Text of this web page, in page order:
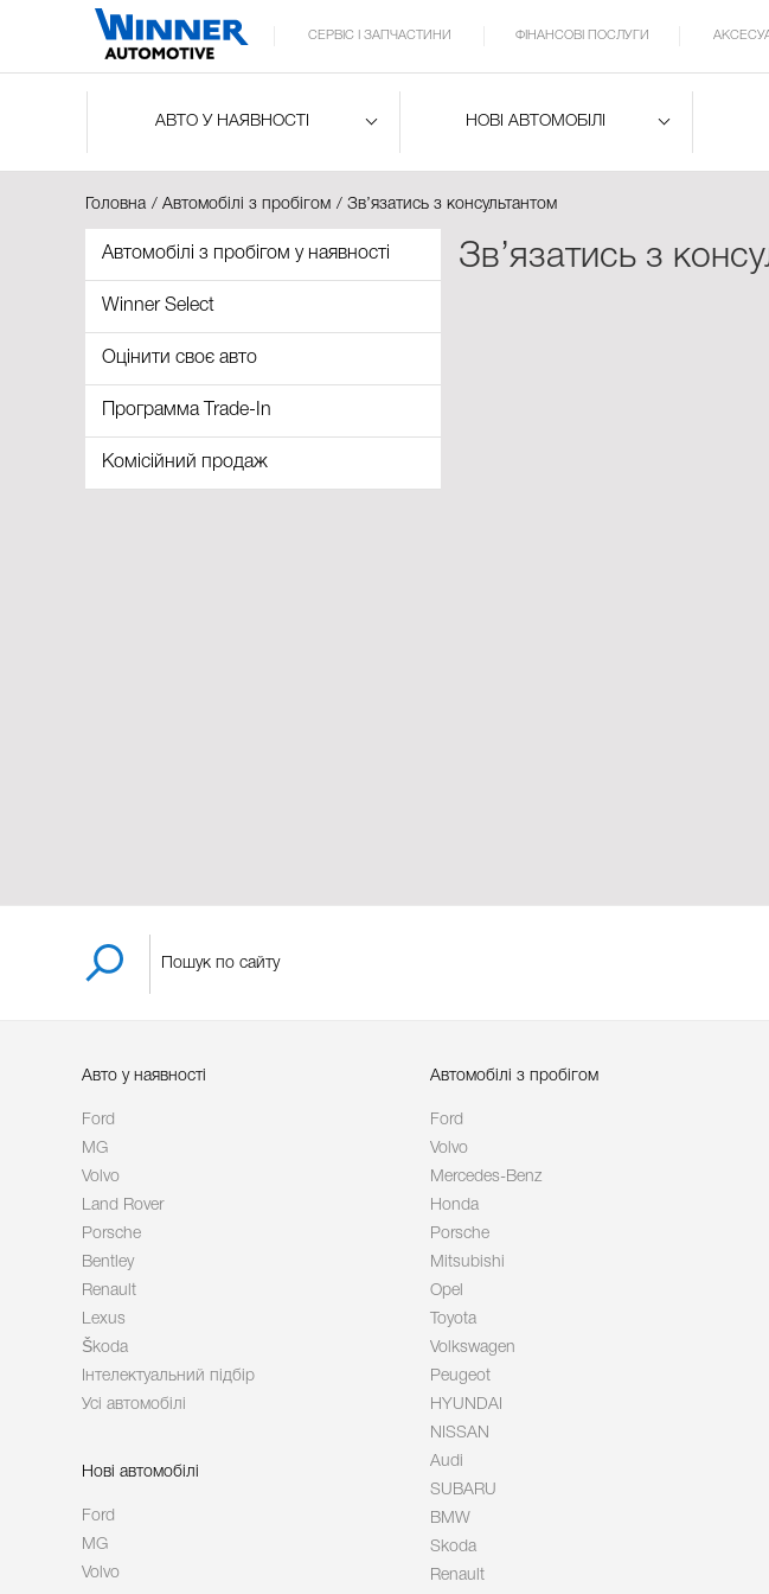
СЕРВІС І ЗАПЧАСТИНИ ФІНАНСОВІ ПОСЛУГИ
АВТО У НАЯВНОСТІ НОВІ АВТОМОБІЛІ
Головна Автомобілі з пробігом Зв’язатись з консультантом
Автомобілі з пробігом у наявності
Winner Select
Оцінити своє авто
Программа Trade-In
Комісійний продаж
Зв’язатись з
Авто у наявності
Ford
MG
Volvo
Land Rover
Porsche
Bentley
Renault
Lexus
Škoda
Інтелектуальний підбір
Усі автомобілі
Нові автомобілі
Ford
MG
Volvo
Автомобілі з пробігом
Ford
Volvo
Mercedes-Benz
Honda
Porsche
Mitsubishi
Opel
Toyota
Volkswagen
Peugeot
HYUNDAI
NISSAN
Audi
SUBARU
BMW
Skoda
Renault